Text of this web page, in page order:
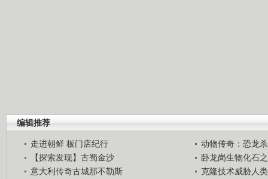
编辑推荐
走进朝鲜 板门店纪行
动物传奇：恐龙
【探索发现】古蜀金沙
卧龙岗生物化石
意大利传奇古城那不勒斯
克隆技术威胁人